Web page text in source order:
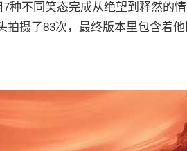
种不同笑态完成从绝望到释然的
拍摄了83次，最终版本里包含着